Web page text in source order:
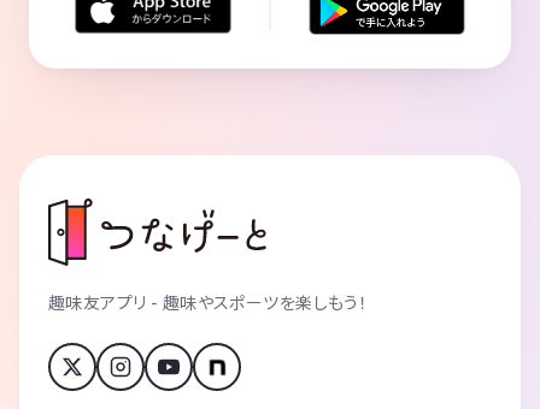
趣味友アプリ - 趣味やスポーツを楽しもう！